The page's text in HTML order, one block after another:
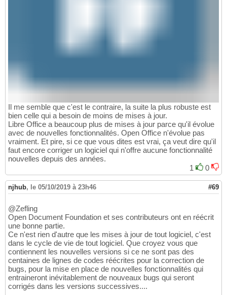
Il me semble que c'est le contraire, la suite la plus robuste est
bien celle qui a besoin de moins de mises à jour.
Libre Office a beaucoup plus de mises à jour parce qu'il évolue
avec de nouvelles fonctionnalités. Open Office n'évolue pas
vraiment. Et pire, si ce que vous dites est vrai, ça veut dire qu'il
faut encore corriger un logiciel qui n'offre aucune fonctionnalité
nouvelles depuis des années.
1
0
njhub, le 05/10/2019 à 23h46 #69
@Zefling
Open Document Foundation et ses contributeurs ont en réécrit
une bonne partie.
Ce n'est rien d'autre que les mises à jour de tout logiciel, c'est
dans le cycle de vie de tout logiciel. Que croyez vous que
contiennent les nouvelles versions si ce ne sont pas des
centaines de lignes de codes réécrites pour la correction de
bugs, pour la mise en place de nouvelles fonctionnalités qui
entraineront inévitablement de nouveaux bugs qui seront
corrigés dans les versions successives....